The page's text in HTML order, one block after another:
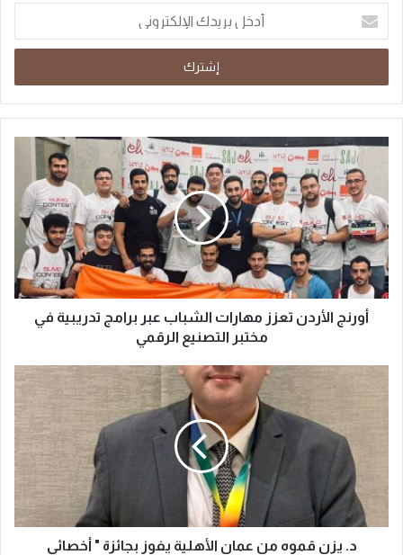
أورنج الأردن تعزز مهارات الشباب عبر برامج تدريبية في
مختبر التصنيع الرقمي
د. يزن قموه من عمان الأهلية يفوز بجائزة " أخصائي